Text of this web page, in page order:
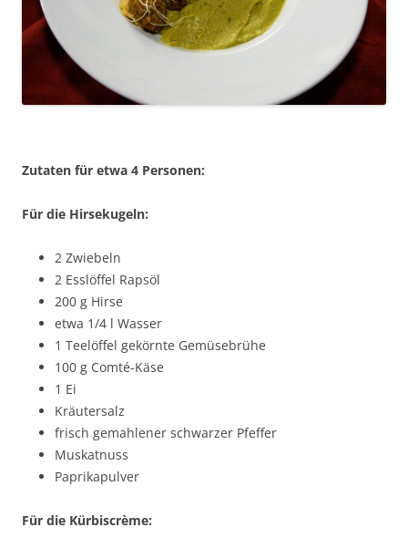
Zutaten für etwa 4 Personen:
Für die Hirsekugeln:
2 Zwiebeln
2 Esslöffel Rapsöl
200 g Hirse
etwa 1/4 l Wasser
1 Teelöffel gekörnte Gemüsebrühe
100 g Comté-Käse
1 Ei
Kräutersalz
frisch gemahlener schwarzer Pfeffer
Muskatnuss
Paprikapulver
Für die Kürbiscrème: